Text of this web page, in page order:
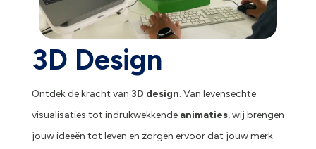
3D Design
Ontdek de kracht van 3D design. Van levensechte
visualisaties tot indrukwekkende animaties, wij brengen
jouw ideeën tot leven en zorgen ervoor dat jouw merk